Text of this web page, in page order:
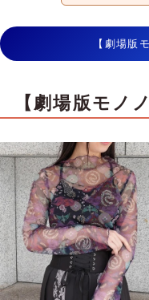
【劇場版
【劇場版モノ